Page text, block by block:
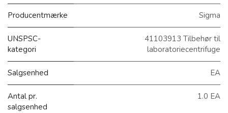
Producentmærke Sigma
UNSPSC-
kategori
41103913 Tilbehør til
laboratoriecentrifuge
Salgsenhed EA
Antal pr.
salgsenhed
1.0 EA